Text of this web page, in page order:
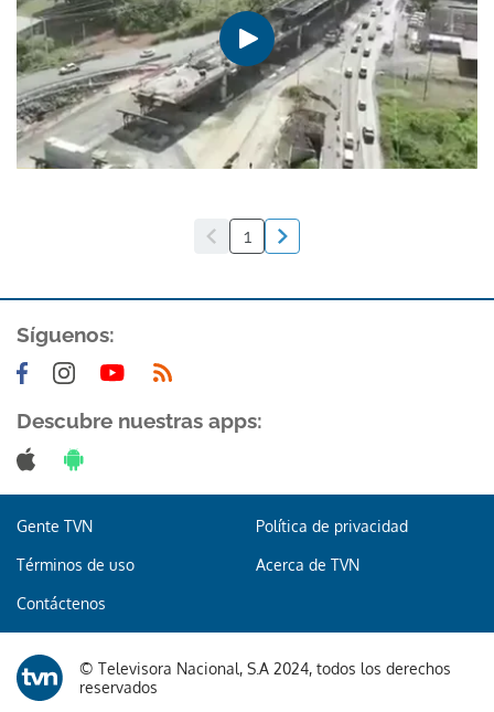
1
Síguenos:
Descubre nuestras apps:
Gente TVN Política de privacidad
Términos de uso Acerca de TVN
Contáctenos
© Televisora Nacional, S.A 2024, todos los derechos
reservados